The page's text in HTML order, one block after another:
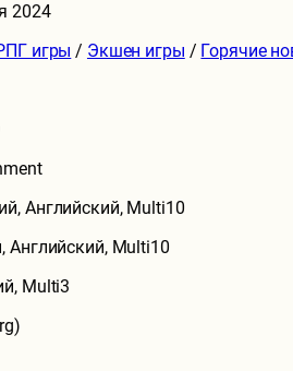
2024
игры / Экшен игры / Горячие
Английский, Multi10
Английский, Multi10
Multi3